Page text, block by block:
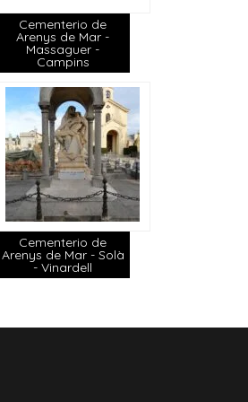
Cementerio de
Arenys de Mar -
Massaguer -
Campins
Cementerio de
Arenys de Mar - Solà
- Vinardell